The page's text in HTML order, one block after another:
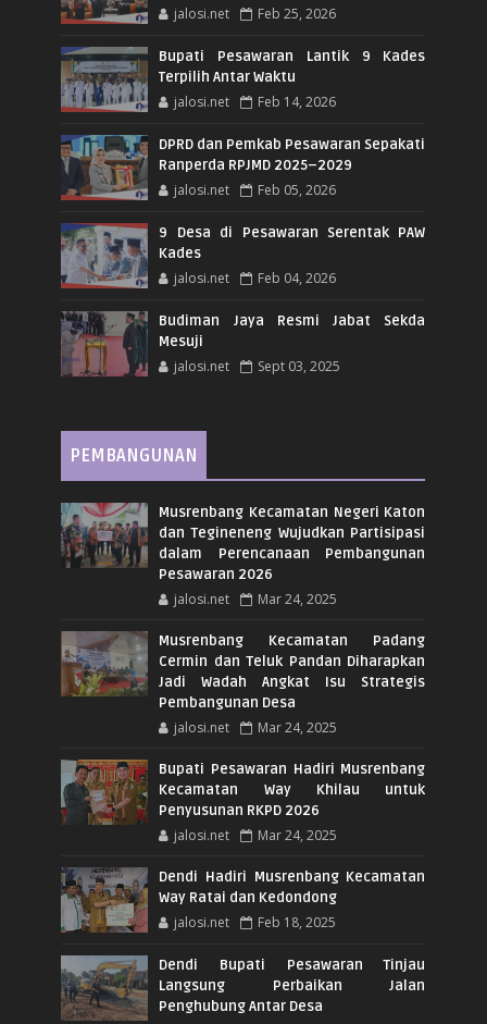
jalosi.net Feb 25, 2026
Bupati Pesawaran Lantik 9 Kades
Terpilih Antar Waktu
jalosi.net Feb 14, 2026
DPRD dan Pemkab Pesawaran Sepakati
Ranperda RPJMD 2025–2029
jalosi.net Feb 05, 2026
9 Desa di Pesawaran Serentak PAW
Kades
jalosi.net Feb 04, 2026
Budiman Jaya Resmi Jabat Sekda
Mesuji
jalosi.net Sept 03, 2025
PEMBANGUNAN
Musrenbang Kecamatan Negeri Katon
dan Tegineneng Wujudkan Partisipasi
dalam Perencanaan Pembangunan
Pesawaran 2026
jalosi.net Mar 24, 2025
Musrenbang Kecamatan Padang
Cermin dan Teluk Pandan Diharapkan
Jadi Wadah Angkat Isu Strategis
Pembangunan Desa
jalosi.net Mar 24, 2025
Bupati Pesawaran Hadiri Musrenbang
Kecamatan Way Khilau untuk
Penyusunan RKPD 2026
jalosi.net Mar 24, 2025
Dendi Hadiri Musrenbang Kecamatan
Way Ratai dan Kedondong
jalosi.net Feb 18, 2025
Dendi Bupati Pesawaran Tinjau
Langsung Perbaikan Jalan
Penghubung Antar Desa